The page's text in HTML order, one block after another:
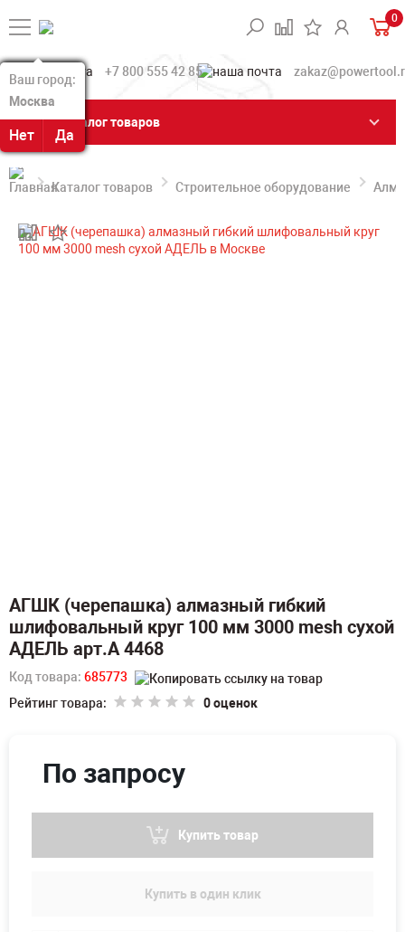
Ваш город:
Москва
Нет Да
Ваш город:
Москва
Нет Да
0
+7 800 555 42 85
Каталог товаров
Каталог товаров Строительное оборудование
АГШК (черепашка) алмазный гибкий
шлифовальный круг 100 мм 3000 mesh сухой
АДЕЛЬ арт.А 4468
Код товара: 685773
Рейтинг товара:
0 оценок
По запросу
Купить товар
Купить в один клик